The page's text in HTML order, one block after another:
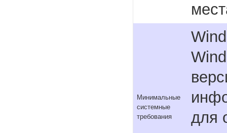
Минимальные
системные
требования
для